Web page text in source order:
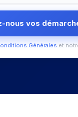
nous vos
Générales et